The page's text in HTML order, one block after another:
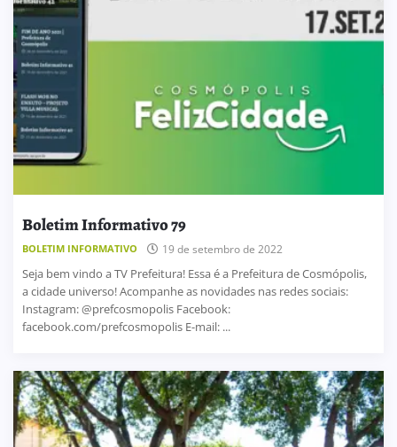
Boletim Informativo 79
BOLETIM INFORMATIVO 19 de setembro de 2022
Seja bem vindo a TV Prefeitura! Essa é a Prefeitura de Cosmópolis,
a cidade universo! Acompanhe as novidades nas redes sociais:
Instagram: @prefcosmopolis Facebook:
facebook.com/prefcosmopolis E-mail: ...